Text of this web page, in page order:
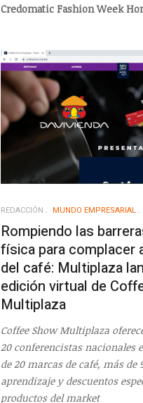
Credomatic Fashion Week
REDACCIÓN MUNDO EMPRESARIAL
Rompiendo las
física para complacer
del café: Multiplaza
edición virtual de
Multiplaza
Coffee Show Multiplaza
20 conferencistas nacionales
de 20 marcas de café, más de
aprendizaje y descuentos
productos del market